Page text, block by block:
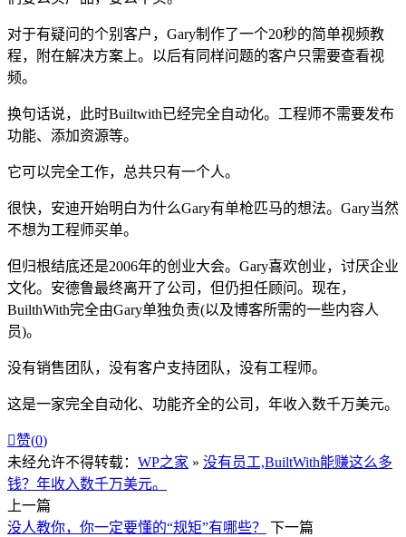
对于有疑问的个别客户，Gary制作了一个20秒的简单视频教
程，附在解决方案上。以后有同样问题的客户只需要查看视
频。
换句话说，此时Builtwith已经完全自动化。工程师不需要发布
功能、添加资源等。
它可以完全工作，总共只有一个人。
很快，安迪开始明白为什么Gary有单枪匹马的想法。Gary当然
不想为工程师买单。
但归根结底还是2006年的创业大会。Gary喜欢创业，讨厌企业
文化。安德鲁最终离开了公司，但仍担任顾问。现在，
BuilthWith完全由Gary单独负责(以及博客所需的一些内容人
员)。
没有销售团队，没有客户支持团队，没有工程师。
这是一家完全自动化、功能齐全的公司，年收入数千万美元。
赞(0)
未经允许不得转载： WP之家 » 没有员工,BuiltWith能赚这么多
钱？年收入数千万美元。
上一篇
没人教你，你一定要懂的“规矩”有哪些？
下一篇